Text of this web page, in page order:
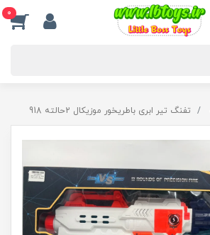
0
تفنگ تیر ابری باطریخور موزیکال 2حالته 918